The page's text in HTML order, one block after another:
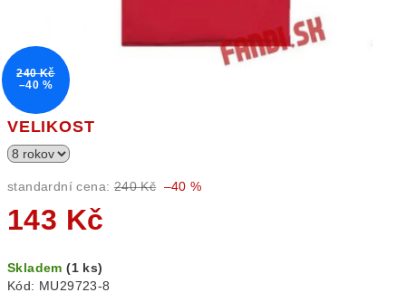
VELIKOST
standardní cena: 240 Kč –40 %
143 Kč
cena:
Skladem(1 ks)
Kód: MU29723-8
240 Kč
–40 %